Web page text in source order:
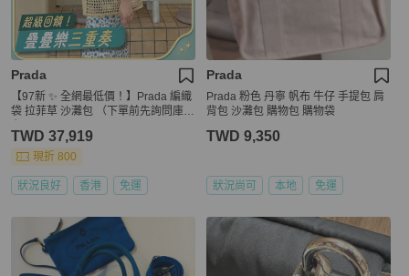
Prada
【97新 ✨ 全網最低價！】Prada 編織
袋 拉菲草 沙灘包 （下單前先詢問庫存
TWD 37,919
現折 800
狀況良好 香港 免運
Prada
Prada 粉色 丹寧 帆布 牛仔 手提包 肩
背包 沙灘包 購物包 購物袋
TWD 9,350
狀況尚可 本地 免運